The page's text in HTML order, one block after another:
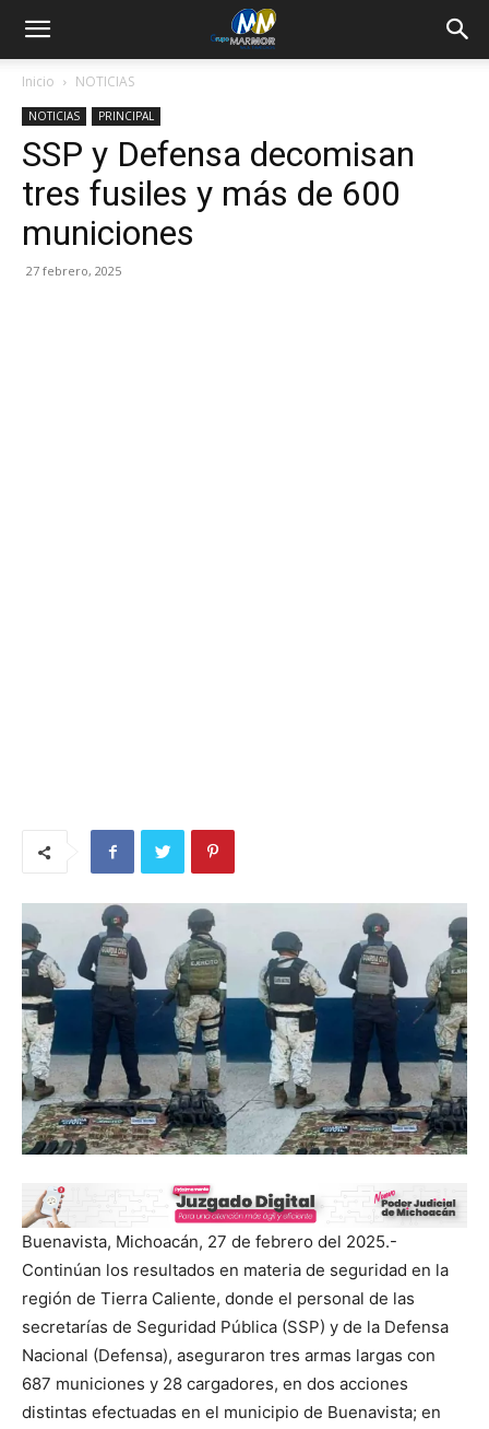
Inicio NOTICIAS
NOTICIAS PRINCIPAL
SSP y Defensa decomisan
tres fusiles y más de 600
municiones
27 febrero, 2025
Buenavista, Michoacán, 27 de febrero del 2025.-
Continúan los resultados en materia de seguridad en la
región de Tierra Caliente, donde el personal de las
secretarías de Seguridad Pública (SSP) y de la Defensa
Nacional (Defensa), aseguraron tres armas largas con
687 municiones y 28 cargadores, en dos acciones
distintas efectuadas en el municipio de Buenavista; en